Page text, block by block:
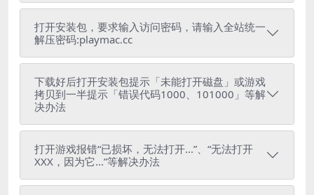
打开安装包，要求输入访问密码，请输入全站统一
解压密码:playmac.cc
下载好后打开安装包提示「未能打开磁盘」或游戏
拷贝到一半提示「错误代码1000、101000」等解
决办法
打开游戏报错“已损坏，无法打开...”、“无法打开
XXX，因为它...”等解决办法